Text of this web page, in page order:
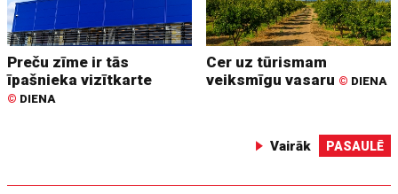
Preču zīme ir tās
īpašnieka vizītkarte
© DIENA
Cer uz tūrismam
veiksmīgu vasaru © DIENA
Vairāk PASAULĒ